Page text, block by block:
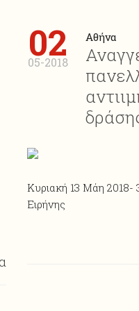
02
05-2018
Αθήνα
Κυριακή 13 Μάη
Ειρήνης